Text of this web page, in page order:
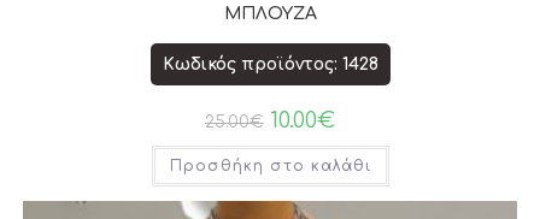
ΜΠΛΟΥΖΑ
Κωδικός προϊόντος: 1428
25.00€ 10.00€
Προσθήκη στο καλάθι